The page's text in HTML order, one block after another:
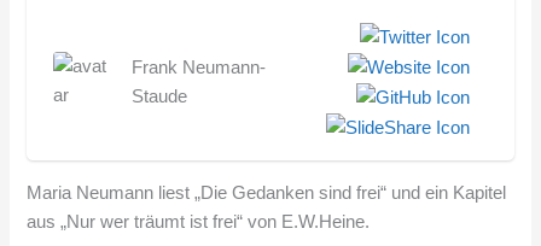
Frank Neumann-
Staude
Maria Neumann liest „Die Gedanken sind frei“ und ein Kapitel
aus „Nur wer träumt ist frei“ von E.W.Heine.